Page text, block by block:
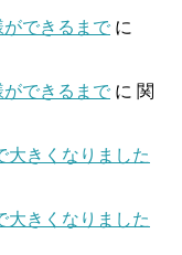
できるまで に
できるまで に 関
大きくなりました
大きくなりました